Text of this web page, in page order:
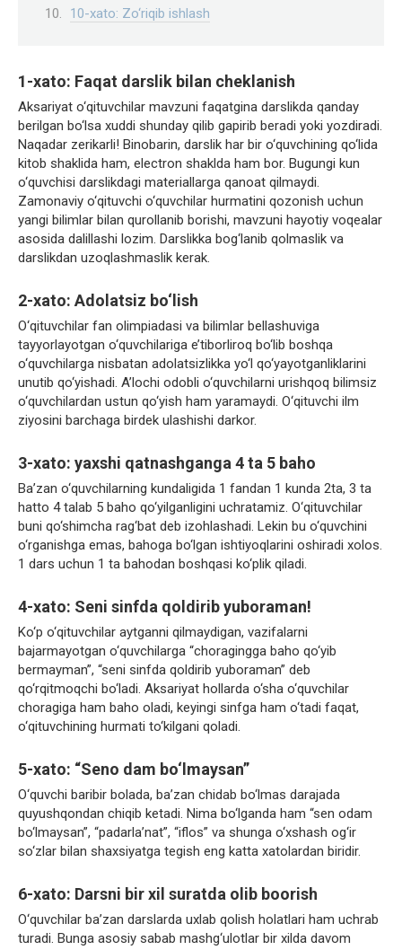
10-xato: Zo‘riqib ishlash
1-xato: Faqat darslik bilan cheklanish
Aksariyat o‘qituvchilar mavzuni faqatgina darslikda qanday
berilgan bo‘lsa xuddi shunday qilib gapirib beradi yoki yozdiradi.
Naqadar zerikarli! Binobarin, darslik har bir o‘quvchining qo‘lida
kitob shaklida ham, electron shaklda ham bor. Bugungi kun
o‘quvchisi darslikdagi materiallarga qanoat qilmaydi.
Zamonaviy o‘qituvchi o‘quvchilar hurmatini qozonish uchun
yangi bilimlar bilan qurollanib borishi, mavzuni hayotiy voqealar
asosida dalillashi lozim. Darslikka bog‘lanib qolmaslik va
darslikdan uzoqlashmaslik kerak.
2-xato: Adolatsiz bo‘lish
O‘qituvchilar fan olimpiadasi va bilimlar bellashuviga
tayyorlayotgan o‘quvchilariga e’tiborliroq bo‘lib boshqa
o‘quvchilarga nisbatan adolatsizlikka yo‘l qo‘yayotganliklarini
unutib qo‘yishadi. A’lochi odobli o‘quvchilarni urishqoq bilimsiz
o‘quvchilardan ustun qo‘yish ham yaramaydi. O‘qituvchi ilm
ziyosini barchaga birdek ulashishi darkor.
3-xato: yaxshi qatnashganga 4 ta 5 baho
Ba’zan o‘quvchilarning kundaligida 1 fandan 1 kunda 2ta, 3 ta
hatto 4 talab 5 baho qo‘yilganligini uchratamiz. O‘qituvchilar
buni qo‘shimcha rag‘bat deb izohlashadi. Lekin bu o‘quvchini
o‘rganishga emas, bahoga bo‘lgan ishtiyoqlarini oshiradi xolos.
1 dars uchun 1 ta bahodan boshqasi ko‘plik qiladi.
4-xato: Seni sinfda qoldirib yuboraman!
Ko‘p o‘qituvchilar aytganni qilmaydigan, vazifalarni
bajarmayotgan o‘quvchilarga “choragingga baho qo‘yib
bermayman”, “seni sinfda qoldirib yuboraman” deb
qo‘rqitmoqchi bo‘ladi. Aksariyat hollarda o‘sha o‘quvchilar
choragiga ham baho oladi, keyingi sinfga ham o‘tadi faqat,
o‘qituvchining hurmati to‘kilgani qoladi.
5-xato: “Seno dam bo‘lmaysan”
O‘quvchi baribir bolada, ba’zan chidab bo‘lmas darajada
quyushqondan chiqib ketadi. Nima bo‘lganda ham “sen odam
bo‘lmaysan”, “padarla’nat”, “iflos” va shunga o‘xshash og‘ir
so‘zlar bilan shaxsiyatga tegish eng katta xatolardan biridir.
6-xato: Darsni bir xil suratda olib boorish
O‘quvchilar ba’zan darslarda uxlab qolish holatlari ham uchrab
turadi. Bunga asosiy sabab mashg‘ulotlar bir xilda davom